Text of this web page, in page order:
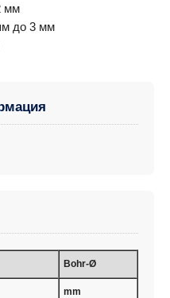
мм
до 3 мм
Bohr-Ø
mm